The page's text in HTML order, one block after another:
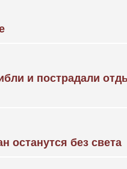
и пострадали
останутся без света